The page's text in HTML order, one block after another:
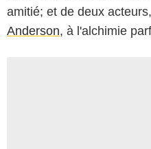
amitié; et de deux acteurs,
Anderson, à l'alchimie